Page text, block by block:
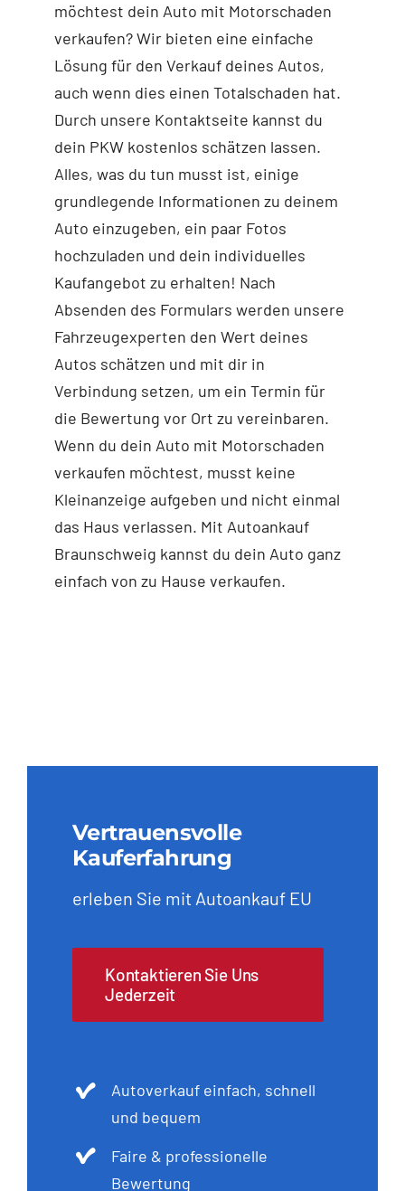
möchtest dein Auto mit Motorschaden
verkaufen? Wir bieten eine einfache
Lösung für den Verkauf deines Autos,
auch wenn dies einen Totalschaden hat.
Durch unsere Kontaktseite kannst du
dein PKW kostenlos schätzen lassen.
Alles, was du tun musst ist, einige
grundlegende Informationen zu deinem
Auto einzugeben, ein paar Fotos
hochzuladen und dein individuelles
Kaufangebot zu erhalten! Nach
Absenden des Formulars werden unsere
Fahrzeugexperten den Wert deines
Autos schätzen und mit dir in
Verbindung setzen, um ein Termin für
die Bewertung vor Ort zu vereinbaren.
Wenn du dein Auto mit Motorschaden
verkaufen möchtest, musst keine
Kleinanzeige aufgeben und nicht einmal
das Haus verlassen. Mit Autoankauf
Braunschweig kannst du dein Auto ganz
einfach von zu Hause verkaufen.
Vertrauensvolle
Kauferfahrung
erleben Sie mit Autoankauf EU
Kontaktieren Sie Uns
Jederzeit
Autoverkauf einfach, schnell
und bequem
Faire & professionelle
Bewertung